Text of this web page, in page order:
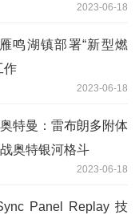
2023-06-18
鸣湖镇部署“新型燃
作
2023-06-18
特曼：雷布朗多附体
奥特银河格斗
2023-06-18
Panel Replay 技